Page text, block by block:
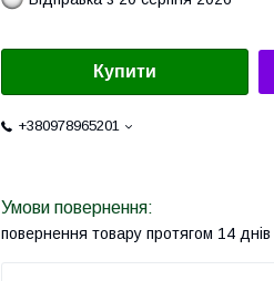
Купити
+380978965201
повернення товару протягом 14 днів